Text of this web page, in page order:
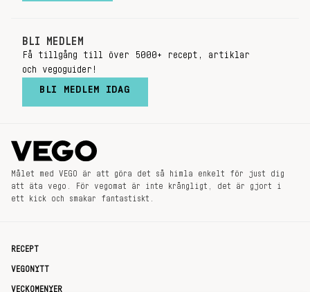
BLI MEDLEM
Få tillgång till över 5000+ recept, artiklar
och vegoguider!
BLI MEDLEM IDAG
Målet med VEGO är att göra det så himla enkelt för just dig
att äta vego. För vegomat är inte krångligt, det är gjort i
ett kick och smakar fantastiskt.
RECEPT
VEGONYTT
VECKOMENYER